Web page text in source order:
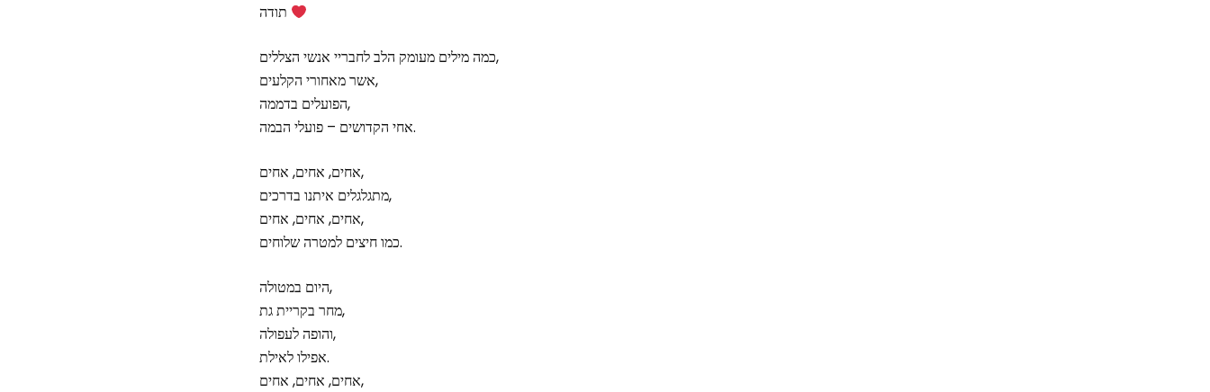
כמה מילים מעומק הלב לחבריי אנשי הצללים,
אשר מאחורי הקלעים,
הפועלים בדממה,
אחי הקדושים – פועלי הבמה.
אחים, אחים, אחים,
מתגלגלים איתנו בדרכים,
אחים, אחים, אחים,
כמו חיצים למטרה שלוחים.
היום במטולה,
מחר בקריית גת,
והופה לעפולה,
אפילו לאילת.
אחים, אחים, אחים,